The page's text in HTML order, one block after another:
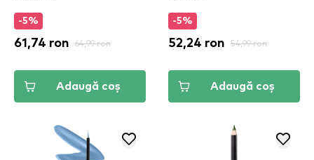
White
-5%
61,74 ron 64,99 ron
Adaugă coș
-5%
52,24 ron 54,99 ron
Adaugă coș